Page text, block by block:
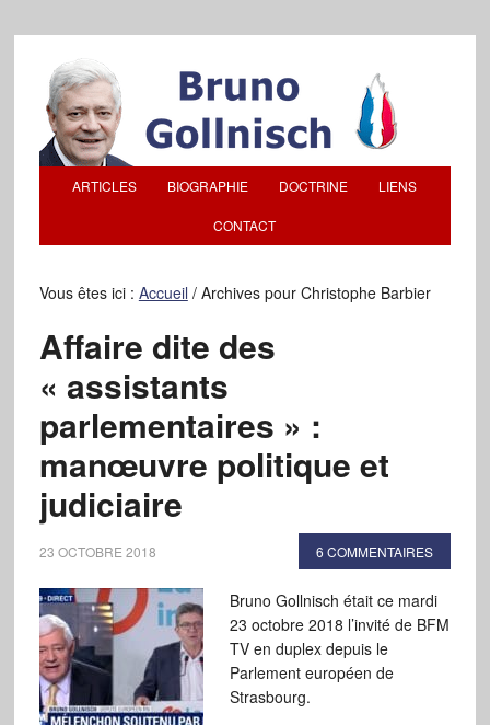
ARTICLES BIOGRAPHIE DOCTRINE LIENS
CONTACT
Vous êtes ici : Accueil /Archives pour Christophe Barbier
Affaire dite des
« assistants
parlementaires » :
manœuvre politique et
judiciaire
23 OCTOBRE 2018 6 COMMENTAIRES
Bruno Gollnisch était ce mardi
23 octobre 2018 l’invité de BFM
TV en duplex depuis le
Parlement européen de
Strasbourg.